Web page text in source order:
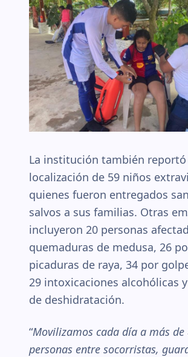
La institución también reportó
localización de 59 niños
quienes fueron entregados
salvos a sus familias. Otras
incluyeron 20 personas
quemaduras de medusa, 26
picaduras de raya, 34 por
29 intoxicaciones alcohólicas
de deshidratación.
“Movilizamos cada día a más de
personas entre socorristas,